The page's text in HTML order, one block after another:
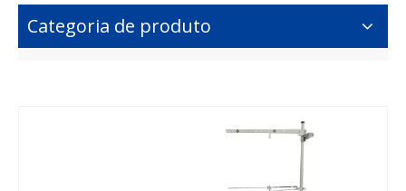
Categoria de produto